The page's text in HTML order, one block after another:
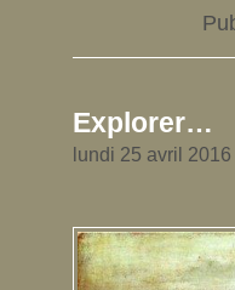
Explorer…
lundi 25 avril 2016